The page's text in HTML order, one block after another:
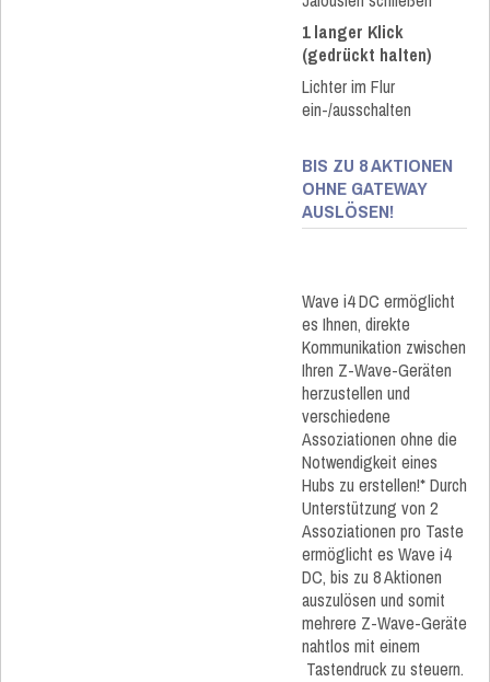
1 langer Klick
(gedrückt halten)​
Lichter im Flur
ein-/ausschalten
BIS ZU 8 AKTIONEN
OHNE GATEWAY
AUSLÖSEN!​
Wave i4 DC ermöglicht
es Ihnen, direkte
Kommunikation zwischen
Ihren Z-Wave-Geräten
herzustellen und
verschiedene
Assoziationen ohne die
Notwendigkeit eines
Hubs zu erstellen!* Durch
Unterstützung von 2
Assoziationen pro Taste
ermöglicht es Wave i4
DC, bis zu 8 Aktionen
auszulösen und somit
mehrere Z-Wave-Geräte
nahtlos mit einem
Tastendruck zu steuern.​